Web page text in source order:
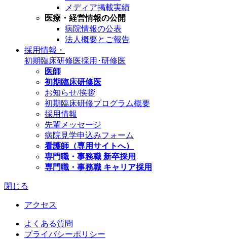
メディア掲載実績
医療・経営情報の公開
病院情報の公表
法人概要とご報告
採用情報・
初期臨床研修医採用･研修医
医師
初期臨床研修医
お知らせ/挨拶
初期臨床研修プログラム概要
採用情報
先輩メッセージ
病院見学申込みフォーム
看護師（専用サイトへ）
専門職・事務職 新卒採用
専門職・事務職 キャリア採用
閉じる
アクセス
よくある質問
プライバシーポリシー